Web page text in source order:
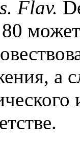
Flav.
а